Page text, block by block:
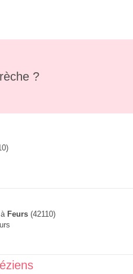
?
à Feurs (42110)